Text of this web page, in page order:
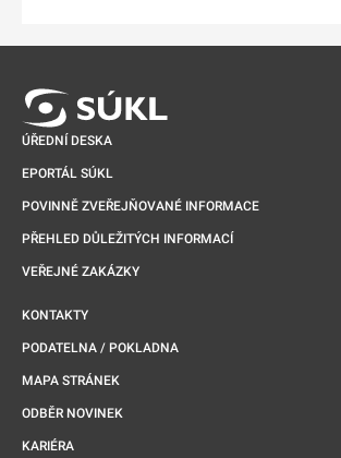
ÚŘEDNÍ DESKA
EPORTÁL SÚKL
POVINNĚ ZVEŘEJŇOVANÉ INFORMACE
PŘEHLED DŮLEŽITÝCH INFORMACÍ
VEŘEJNÉ ZAKÁZKY
KONTAKTY
PODATELNA / POKLADNA
MAPA STRÁNEK
ODBĚR NOVINEK
KARIÉRA